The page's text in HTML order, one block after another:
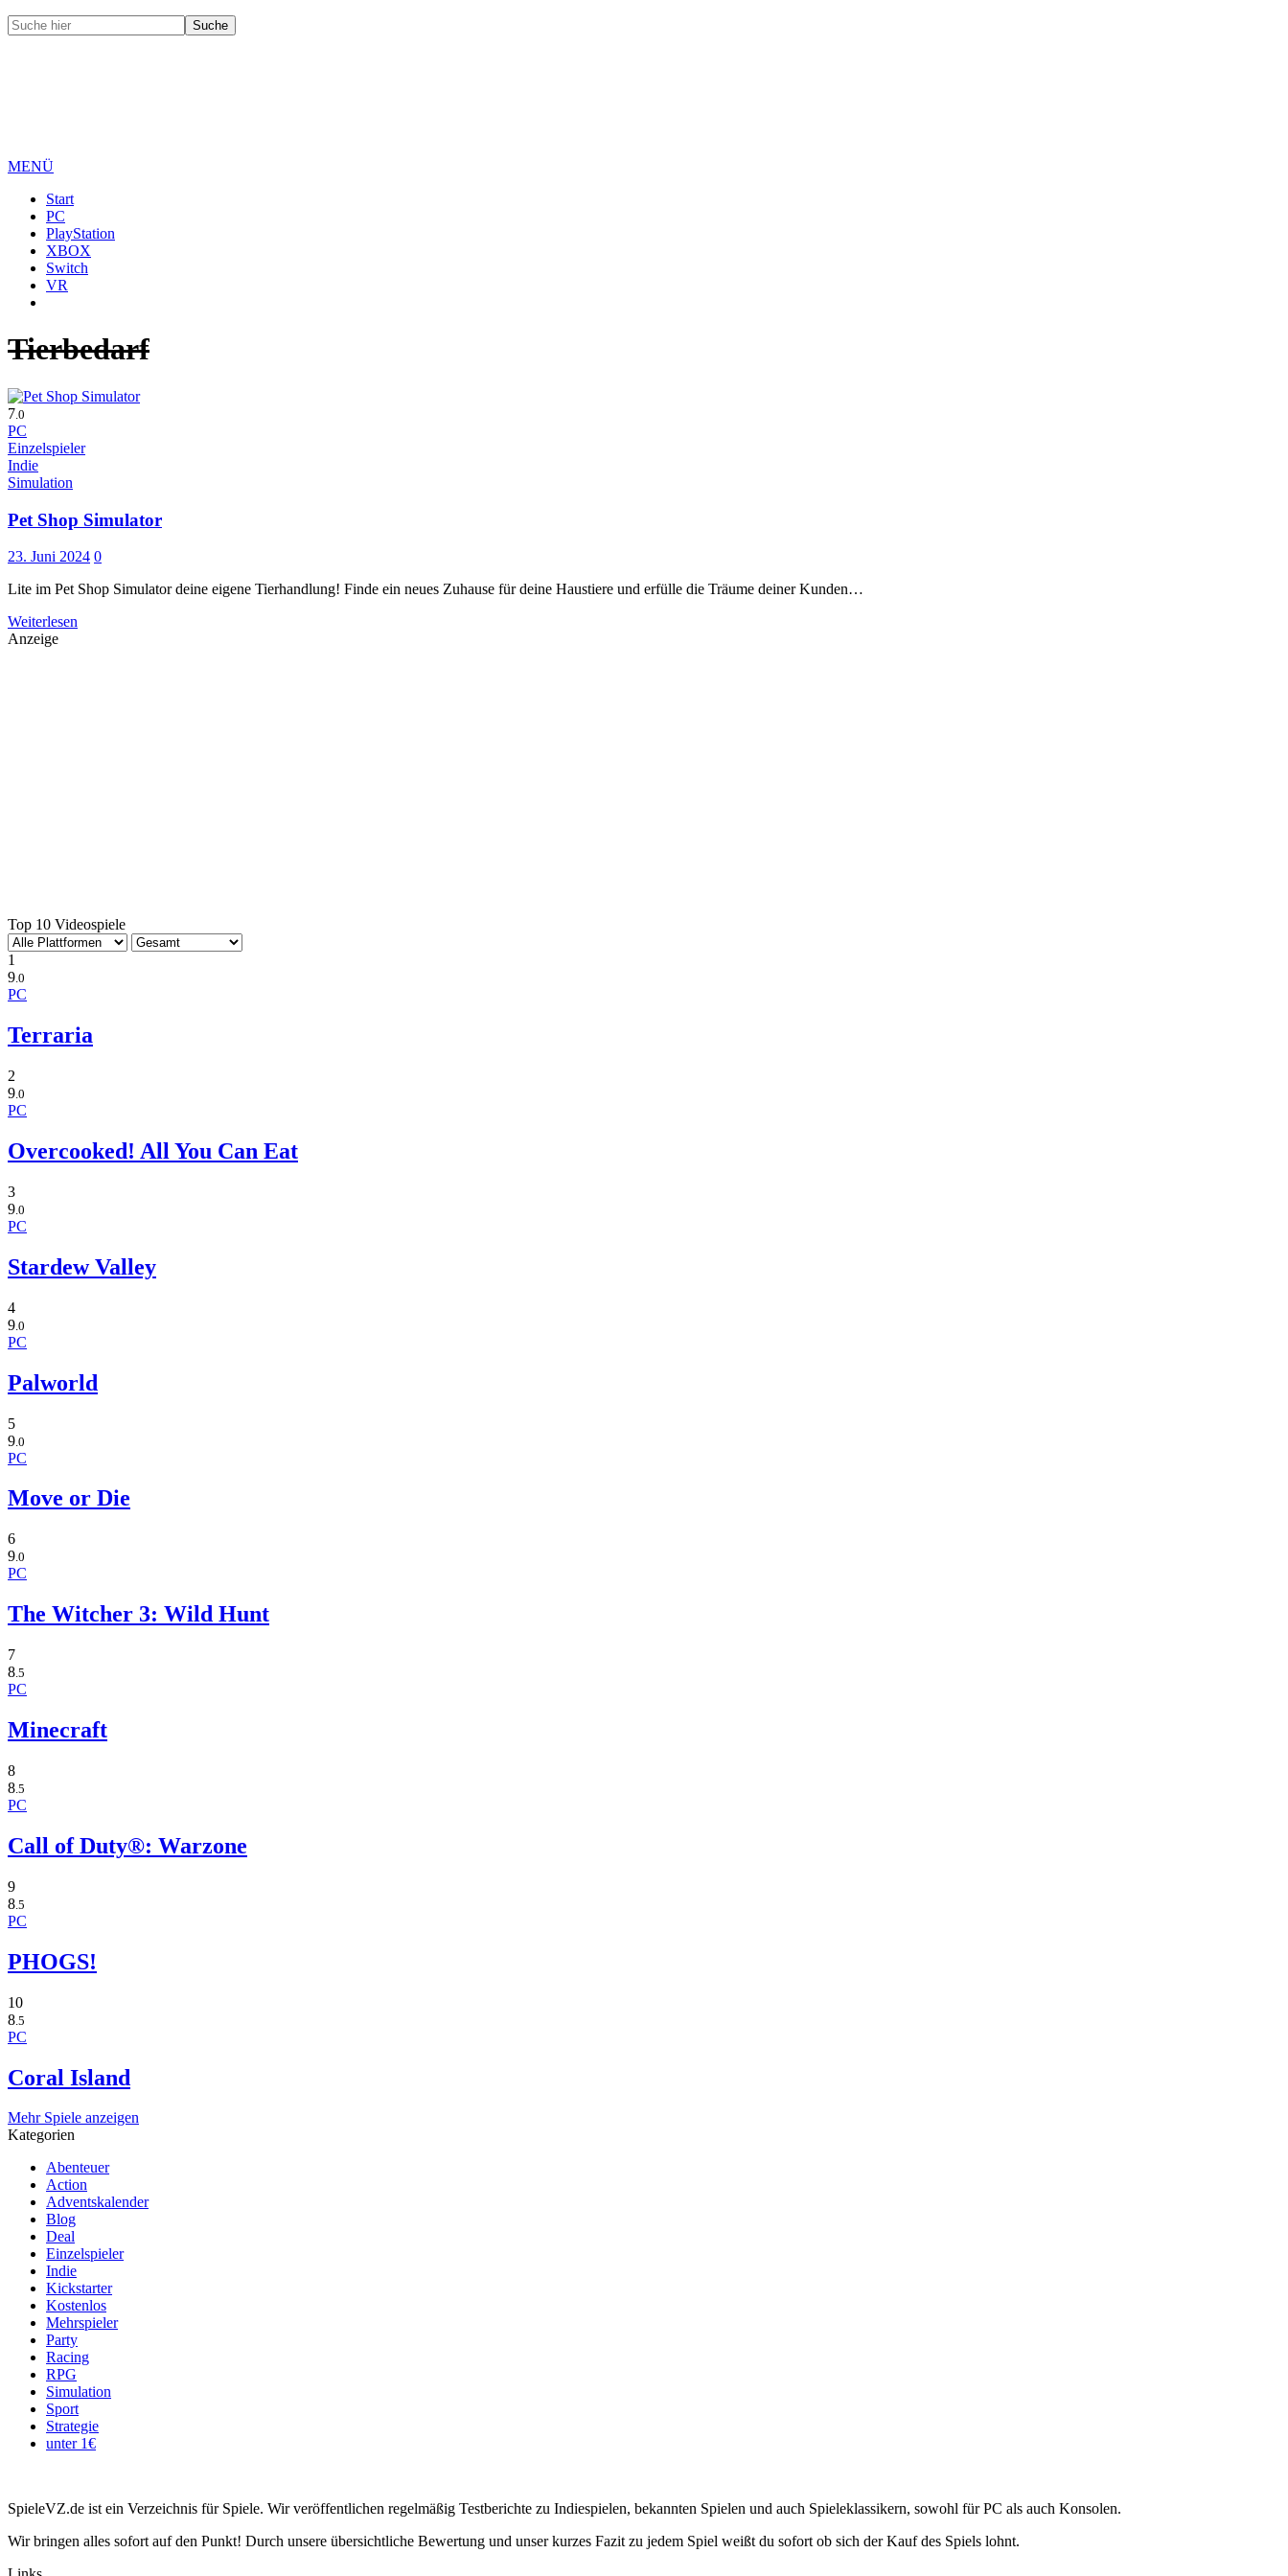
MENÜ
Start
PC
PlayStation
XBOX
Switch
VR
Tierbedarf
7 .0
PC
Einzelspieler
Indie
Simulation
Pet Shop Simulator
23. Juni 2024 0
Lite im Pet Shop Simulator deine eigene Tierhandlung! Finde ein neues Zuhause für deine Haustiere und erfülle die Träume deiner Kunden…
Weiterlesen
Anzeige
Top 10 Videospiele
1
9.0
PC
Terraria
2
9.0
PC
Overcooked! All You Can Eat
3
9 .0
PC
Stardew Valley
4
9 .0
PC
Palworld
5
9 .0
PC
Move or Die
6
9.0
PC
The Witcher 3: Wild Hunt
7
8.5
PC
Minecraft
8
8.5
PC
Call of Duty®: Warzone
9
8 .5
PC
PHOGS!
10
8 .5
PC
Coral Island
Mehr Spiele anzeigen
Kategorien
Abenteuer
Action
Adventskalender
Blog
Deal
Einzelspieler
Indie
Kickstarter
Kostenlos
Mehrspieler
Party
Racing
RPG
Simulation
Sport
Strategie
unter 1€
SpieleVZ.de ist ein Verzeichnis für Spiele. Wir veröffentlichen regelmäßig Testberichte zu Indiespielen, bekannten Spielen und auch Spieleklassikern, sowohl für PC als auch Konsolen.
Wir bringen alles sofort auf den Punkt! Durch unsere übersichtliche Bewertung und unser kurzes Fazit zu jedem Spiel weißt du sofort ob sich der Kauf des Spiels lohnt.